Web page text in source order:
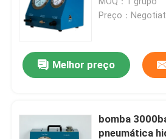
Preço：
Melhor preço
bomba
pneumática